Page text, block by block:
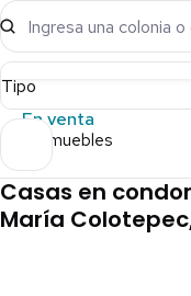
Ingresa una colonia o
Tipo
En venta
6 inmuebles
Casas en
María